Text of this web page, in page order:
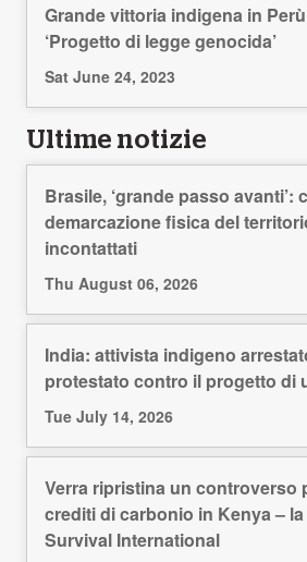
Grande vittoria indigena in
‘Progetto di legge genocida’
Sat June 24, 2023
Ultime notizie
Brasile, ‘grande passo avanti’:
demarcazione fisica del
incontattati
Thu August 06, 2026
India: attivista indigeno
protestato contro il progetto di
Tue July 14, 2026
Verra ripristina un controverso
crediti di carbonio in Kenya –
Survival International